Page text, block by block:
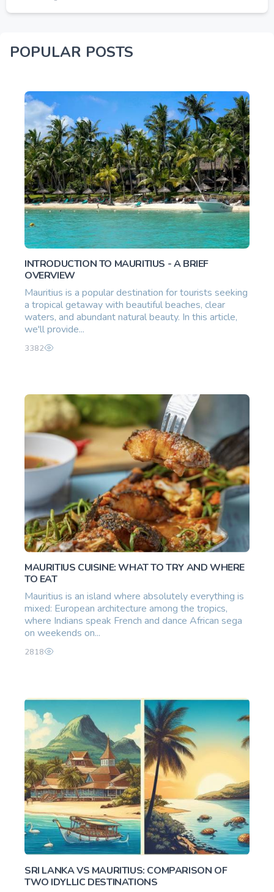
POPULAR POSTS
INTRODUCTION TO MAURITIUS - A BRIEF
OVERVIEW
Mauritius is a popular destination for tourists seeking
a tropical getaway with beautiful beaches, clear
waters, and abundant natural beauty. In this article,
we'll provide...
3382
MAURITIUS CUISINE: WHAT TO TRY AND WHERE
TO EAT
Mauritius is an island where absolutely everything is
mixed: European architecture among the tropics,
where Indians speak French and dance African sega
on weekends on...
2818
SRI LANKA VS MAURITIUS: COMPARISON OF
TWO IDYLLIC DESTINATIONS